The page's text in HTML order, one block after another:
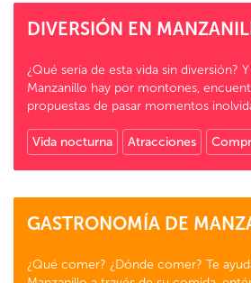
DIVERSIÓN EN
¿Qué sería de esta vida sin diversión?
Manzanillo hay por montones,
propuestas de pasar momentos
Vida nocturna Atracciones
GASTRONOMÍA DE
¿Qué comer? ¿Dónde comer? Te